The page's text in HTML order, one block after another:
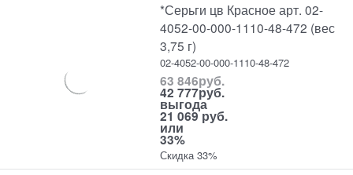
*Серьги цв Красное арт. 02-
4052-00-000-1110-48-472 (вес
3,75 г)
02-4052-00-000-1110-48-472
63 846руб.
42 777руб.
выгода
21 069 руб.
или
33%
Скидка 33%